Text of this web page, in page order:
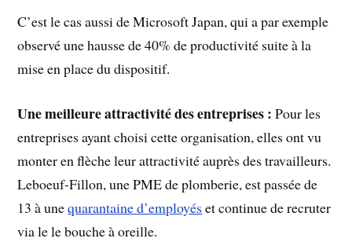
C’est le cas aussi de Microsoft Japan, qui a par exemple
observé une hausse de 40% de productivité suite à la
mise en place du dispositif.
Une meilleure attractivité des entreprises : Pour les
entreprises ayant choisi cette organisation, elles ont vu
monter en flèche leur attractivité auprès des travailleurs.
Leboeuf-Fillon, une PME de plomberie, est passée de
13 à unequarantaine d’employés et continue de recruter
via le le bouche à oreille.